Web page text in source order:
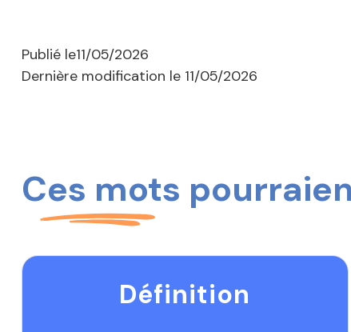
Publié le11/05/2026
Dernière modification le 11/05/2026
Ces mots
Définition